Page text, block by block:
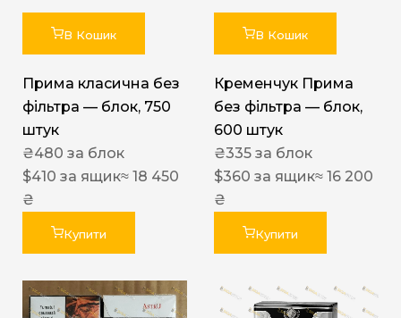
В Кошик
Прима класична без
фільтра — блок, 750
штук
₴480 за блок
$410 за ящик≈ 18 450
₴
Купити
В Кошик
Кременчук Прима
без фільтра — блок,
600 штук
₴335 за блок
$360 за ящик≈ 16 200
₴
Купити